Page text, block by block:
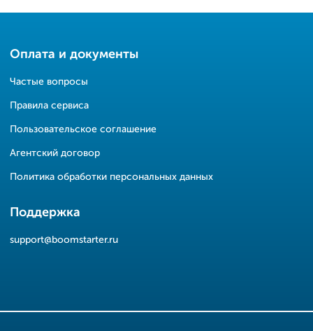
Оплата и документы
Частые вопросы
Правила сервиса
Пользовательское соглашение
Агентский договор
Политика обработки персональных данных
Поддержка
support@boomstarter.ru